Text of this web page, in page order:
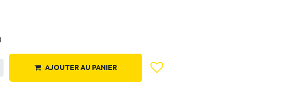
AJOUTER AU PANIER